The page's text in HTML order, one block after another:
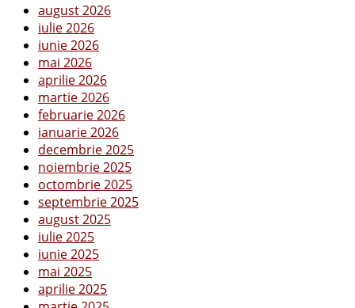
august 2026
iulie 2026
iunie 2026
mai 2026
aprilie 2026
martie 2026
februarie 2026
ianuarie 2026
decembrie 2025
noiembrie 2025
octombrie 2025
septembrie 2025
august 2025
iulie 2025
iunie 2025
mai 2025
aprilie 2025